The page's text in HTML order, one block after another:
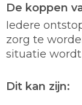
De koppen
Iedere
zorg te
situatie
Dit kan zijn: